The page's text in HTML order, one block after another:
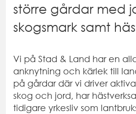
större gårdar med
skogsmark samt
Vi på Stad & Land har en
anknytning och kärlek till
på gårdar där vi driver
skog och jord, har
tidigare yrkesliv som